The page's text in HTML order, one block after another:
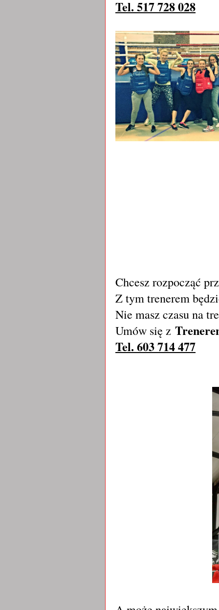
Tel. 517 728 028
Chcesz rozpocząć
Z tym trenerem
Nie masz czasu na
Umów się z
Tel. 603 714 477